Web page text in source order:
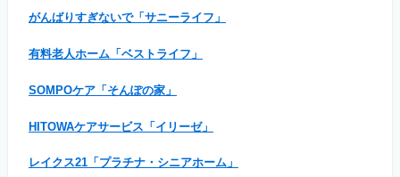
がんばりすぎないで「サニーライフ」
有料老人ホーム「ベストライフ」
SOMPOケア「そんぽの家」
HITOWAケアサービス「イリーゼ」
レイクス21「プラチナ・シニアホーム」